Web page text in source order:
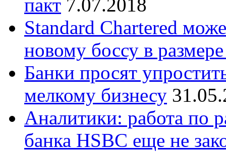
пакт 7.07.2018
Standard Chartered
новому боссу в
Банки просят
мелкому бизнесу
Аналитики: работа по
банка HSBC еще не